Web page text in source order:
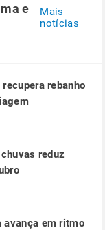
e
Mais
notícias
rebanho
reduz
avança em ritmo